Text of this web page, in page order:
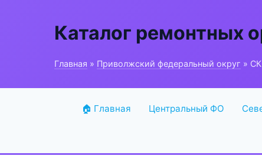
Каталог ремонтных
Главная » Приволжский федеральный округ »
🏠 Главная Центральный ФО